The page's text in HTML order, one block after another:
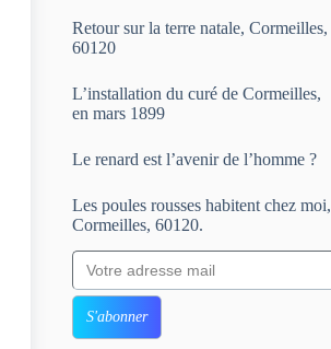
Retour sur la terre natale, Cormeilles,
60120
L’installation du curé de Cormeilles,
en mars 1899
Le renard est l’avenir de l’homme ?
Les poules rousses habitent chez moi,
Cormeilles, 60120.
Votre adresse mail
S'abonner